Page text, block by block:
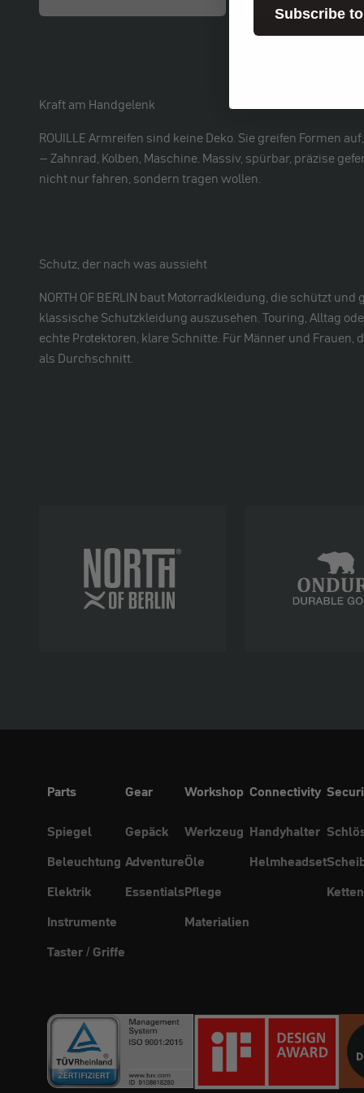
Kraft am Handgelenk
ROUILLE Armreifen sind keine Deko. Sie greifen Formen
– Zahnrad, Kolben, Maschine. Massiv, spürbar, präzise
nicht nur fahren, sondern tragen wollen.
Schutz, der nach was aussieht
NORTH OF BERLIN baut Motorradkleidung, die schützt
klassische Schutzkleidung auszusehen. Touring, Alltag
echte Protektoren, klare Schnitte. Für Männer und
als Durchschnitt.
Parts
Spiegel
Beleuchtung
Elektrik
Instrumente
Taster / Griffe
Gear
Gepäck
Adventure
Essentials
Workshop
Werkzeug
Öle
Pflege
Materialien
Connectivity
Handyhalter
Helmheadset
Ketten
Subscribe